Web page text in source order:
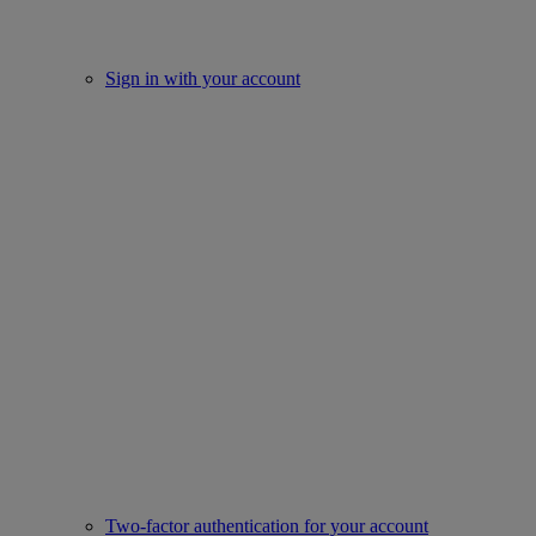
Sign in with your account
Two-factor authentication for your account